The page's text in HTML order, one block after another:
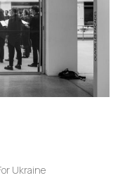
Ukraine